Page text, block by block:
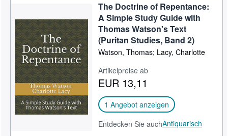
Verkäufer werden
Hilfe
The Doctrine of Repentance:
A Simple Study Guide with
Thomas Watson's Text
(Puritan Studies, Band 2)
Watson, Thomas; Lacy, Charlotte
Artikelpreise ab
EUR 13,11
1 Angebot anzeigen
Entdecken Sie auchAntiquarisch